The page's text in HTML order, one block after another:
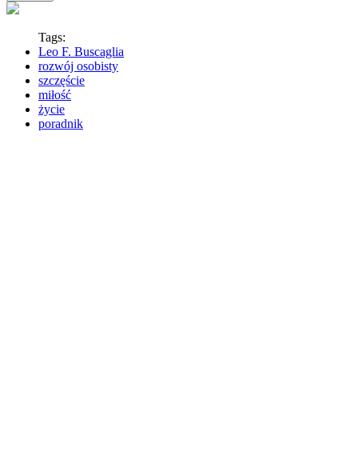
Tags:
Leo F. Buscaglia
rozwój osobisty
szczęście
miłość
życie
poradnik